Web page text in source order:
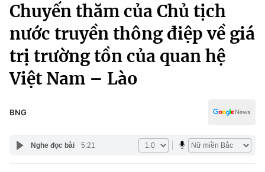
Chuyên mục
Chính trị
Xã hội
Pháp luật
Y tế
Pháp luật
Kinh tế
Thể thao
Truyền hình
Văn hóa - Giải trí
Y tế
Chuyến thăm của Chủ tịch
nước truyền thông điệp về giá
trị trường tồn của quan hệ
Việt Nam – Lào
BNG
Nghe đọc bài 5:21